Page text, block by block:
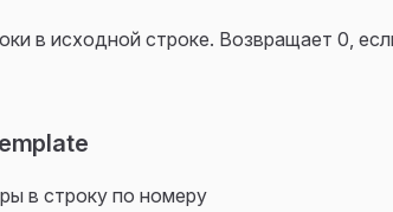
в исходной строке. Возвращает 0,
в строку по номеру